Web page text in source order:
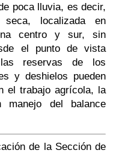
poca lluvia, es decir,
seca, localizada en
centro y sur, sin
el punto de vista
las reservas de los
y deshielos pueden
el trabajo agrícola, la
manejo del balance
de la Sección de